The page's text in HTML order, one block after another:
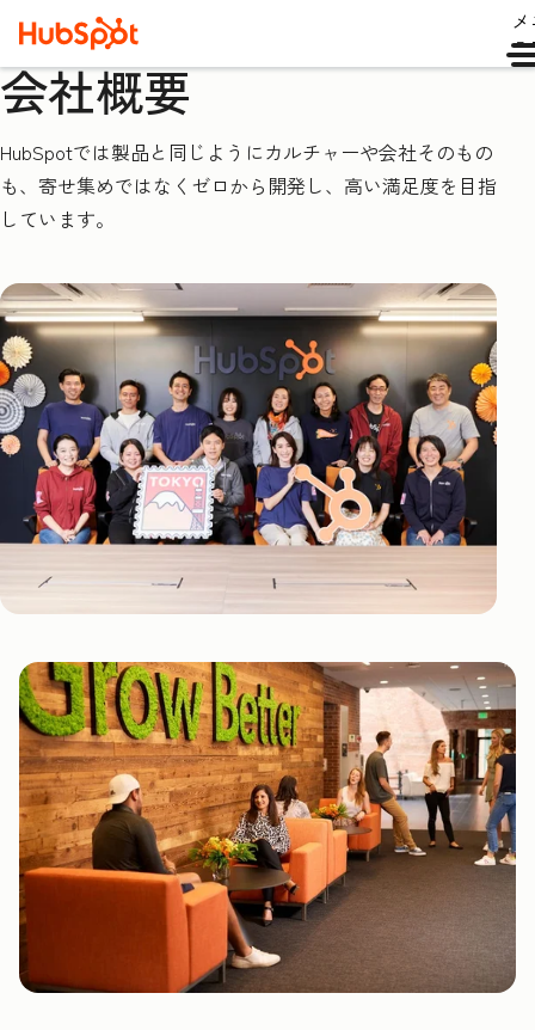
会社概要
HubSpotでは製品と同じようにカルチャーや会社そのもの
も、寄せ集めではなくゼロから開発し、高い満足度を目指
しています。